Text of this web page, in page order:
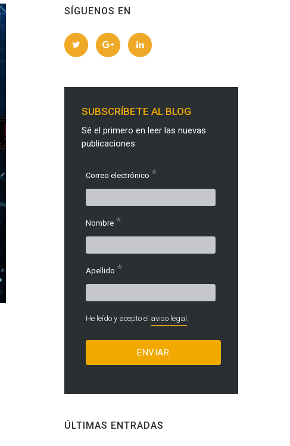
SÍGUENOS EN
SUBSCRÍBETE AL BLOG
Sé el primero en leer las nuevas
publicaciones
Correo electrónico *
Nombre *
Apellido *
He leído y acepto el aviso legal
ÚLTIMAS ENTRADAS